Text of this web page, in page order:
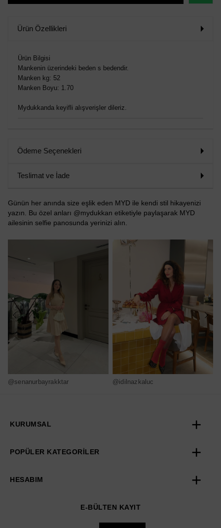
SİPARİŞ
Ürün Özellikleri
Ürün Bilgisi
Mankenin üzerindeki beden s bedendir.
Manken kg: 52
Manken Boyu: 1.70
Mydukkanda keyifli alışverişler dileriz.
Ödeme Seçenekleri
Teslimat ve İade
Günün her anında size eşlik eden MYD ile kendi stil hikayenizi
yazın. Bu özel anları @mydukkan etiketiyle paylaşarak MYD
ailesinin selfie panosunda yerinizi alın.
@senanurbayrakktar @idilnazkaluc
KURUMSAL
POPÜLER KATEGORİLER
HESABIM
E-BÜLTEN KAYIT